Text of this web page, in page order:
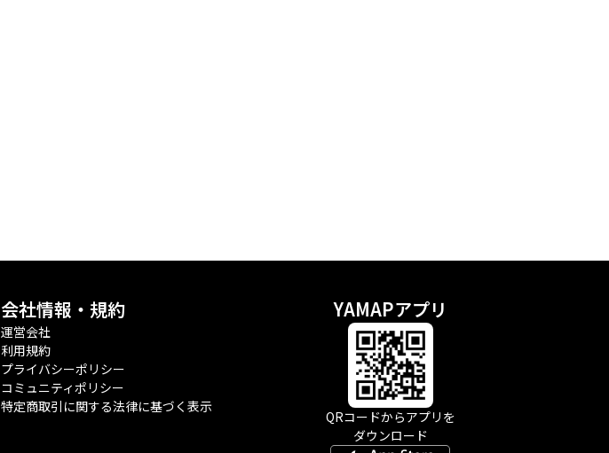
会社情報・規約
運営会社
利用規約
プライバシーポリシー
コミュニティポリシー
特定商取引に関する法律に基づく表示
YAMAPアプリ
QRコードからアプリを
ダウンロード